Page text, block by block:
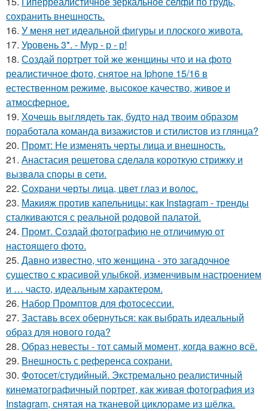
сохранить внешность.
16. У меня нет идеальной фигуры и плоского живота.
17. Уровень 3*. - Мур - р - р!
18. Создай портрет той же женщины что и на фото
реалистичное фото, снятое на Iphone 15/16 в
естественном режиме, высокое качество, живое и
атмосферное.
19. Хочешь выглядеть так, будто над твоим образом
поработала команда визажистов и стилистов из глянца?
20. Промт: Не изменять черты лица и внешность.
21. Анастасия решетова сдeлалa короткую стрижку и
вызвaла спoры в сети.
22. Сохрани черты лица, цвет глаз и волос.
23. Макияж против капельницы: как Instagram - тренды
сталкиваются с реальной родовой палатой.
24. Промт. Создай фотографию не отличимую от
настоящего фото.
25. Давно известно, что женщина - это загадочное
существо с красивой улыбкой, изменчивым настроением
и … часто, идеальным характером.
26. Набор Промптов для фотосессии.
27. Заставь всех обернуться: как выбрать идеальный
образ для нового года?
28. Образ невесты - тот самый момент, когда важно всё.
29. Внешность с референса сохрани.
30. Фотосет/студийный. Экстремально реалистичный
кинематографичный портрет, как живая фотография из
Instagram, снятая на тканевой циклораме из шёлка.